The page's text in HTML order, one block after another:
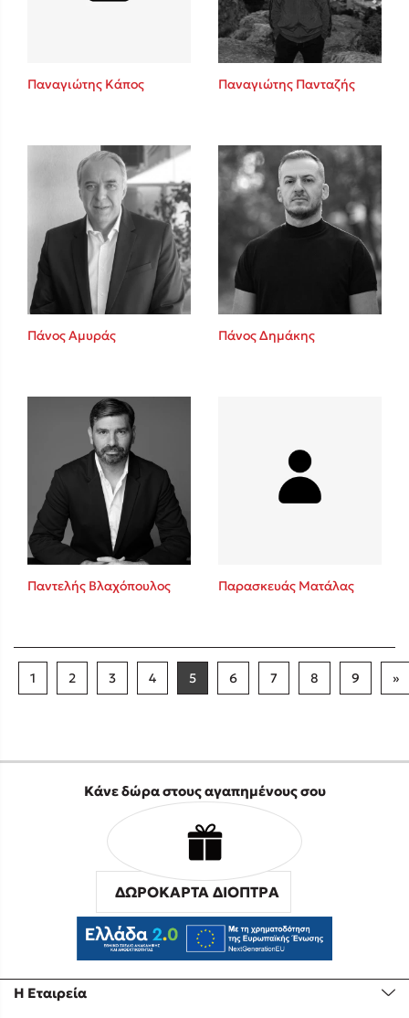
Παναγιώτης Κάπος Παναγιώτης Πανταζής
Πάνος Αμυράς Πάνος Δημάκης
Παντελής Βλαχόπουλος Παρασκευάς Ματάλας
1 2 3 4 5 6 7 8 9 »
Η Εταιρεία
Κάνε δώρα στους αγαπημένους σου
ΔΩΡΟΚΑΡΤΑ ΔΙΟΠΤΡΑ